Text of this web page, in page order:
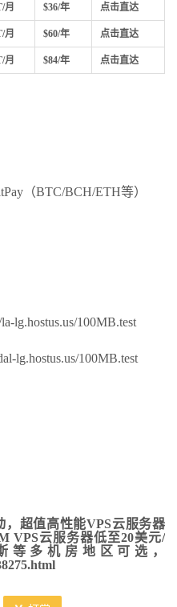
月 $36/年 点击直达
月 $60/年 点击直达
月 $84/年 点击直达
（BTC/BCH/ETH等）
la-lg.hostus.us/100MB.test
lg.hostus.us/100MB.test
，超值高性能VPS云服务器
VPS云服务器低至20美元/
多机房地区可选，